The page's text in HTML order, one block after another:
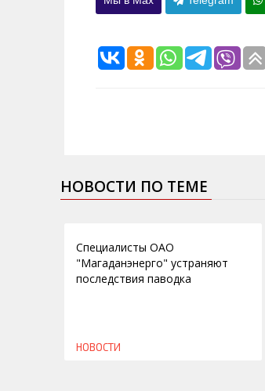
НОВОСТИ ПО ТЕМЕ
Специалисты ОАО
"Магаданэнерго" устраняют
последствия паводка
НОВОСТИ